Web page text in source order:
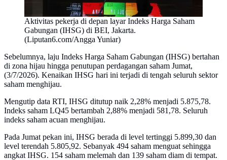
Aktivitas pekerja di depan layar Indeks Harga Saham
Gabungan (IHSG) di BEI, Jakarta.
(Liputan6.com/Angga Yuniar)
Sebelumnya, laju Indeks Harga Saham Gabungan (IHSG) bertahan
di zona hijau hingga penutupan perdagangan saham Jumat,
(3/7/2026). Kenaikan IHSG hari ini terjadi di tengah seluruh sektor
saham menghijau.
Mengutip data RTI, IHSG ditutup naik 2,28% menjadi 5.875,78.
Indeks saham LQ45 bertambah 2,88% menjadi 581,78. Seluruh
indeks saham acuan menghijau.
Pada Jumat pekan ini, IHSG berada di level tertinggi 5.899,30 dan
level terendah 5.805,92. Sebanyak 494 saham menguat sehingga
angkat IHSG. 154 saham melemah dan 139 saham diam di tempat.